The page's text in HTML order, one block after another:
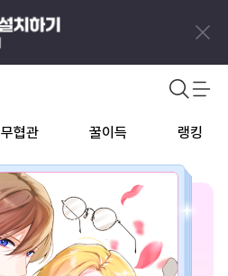
무협관 꿀이득 랭킹